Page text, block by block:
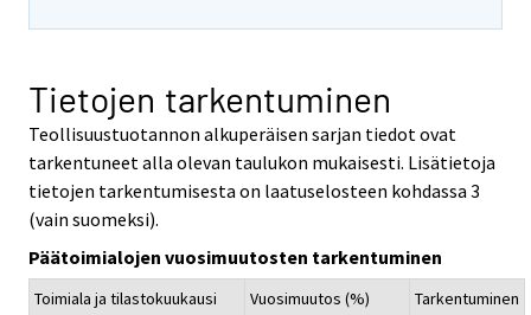
Tietojen tarkentuminen
Teollisuustuotannon alkuperäisen sarjan tiedot ovat
tarkentuneet alla olevan taulukon mukaisesti. Lisätietoja
tietojen tarkentumisesta on laatuselosteen kohdassa 3
(vain suomeksi).
Päätoimialojen vuosimuutosten tarkentuminen
Toimiala ja tilastokuukausi Vuosimuutos (%)
Tarkentuminen